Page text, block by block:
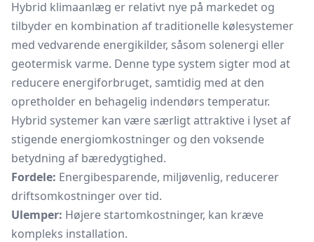
Hybrid klimaanlæg er relativt nye på markedet og
tilbyder en kombination af traditionelle kølesystemer
med vedvarende energikilder, såsom solenergi eller
geotermisk varme. Denne type system sigter mod at
reducere energiforbruget, samtidig med at den
opretholder en behagelig indendørs temperatur.
Hybrid systemer kan være særligt attraktive i lyset af
stigende energiomkostninger og den voksende
betydning af bæredygtighed.
Fordele: Energibesparende, miljøvenlig, reducerer
driftsomkostninger over tid.
Ulemper: Højere startomkostninger, kan kræve
kompleks installation.